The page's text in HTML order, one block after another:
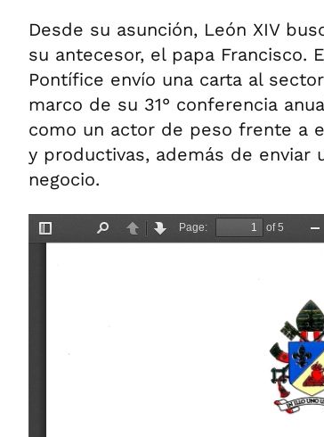
Desde su asunción, León XIV
su antecesor, el papa Francisco.
Pontífice envío una carta al
marco de su 31° conferencia
como un actor de peso frente a
y productivas, además de enviar
negocio.